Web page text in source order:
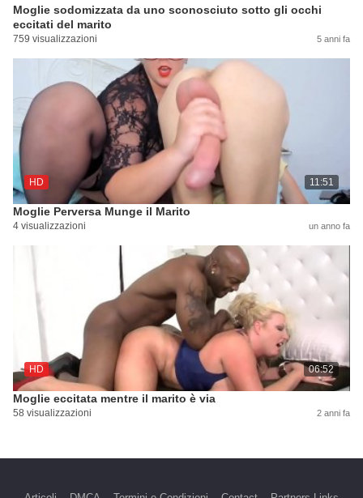
Moglie sodomizzata da uno sconosciuto sotto gli occhi
eccitati del marito
759 visualizzazioni 5 anni fa
HD 11:51
Moglie Perversa Munge il Marito
4 visualizzazioni un anno fa
HD 06:52
Moglie eccitata mentre il marito è via
58 visualizzazioni 2 anni fa